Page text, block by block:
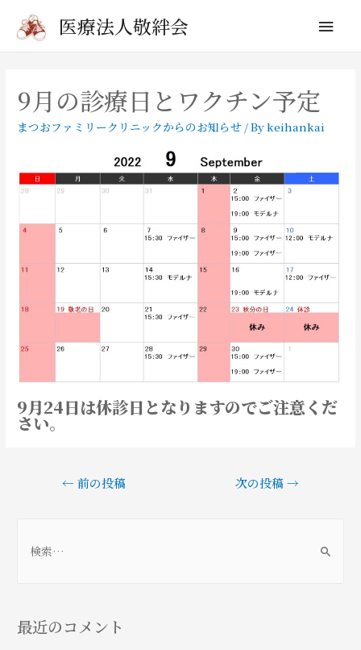
医療法人敬絆会
メ
ン
メ
ー
9月の診療日とワクチン予定
まつおファミリークリニックからのお知らせ / Bykeihankai
9月24日は休診日となりますのでご注意くだ
さい。
ゲ
ョ
ン
← 前の投稿 次の投稿→
最近のコメント